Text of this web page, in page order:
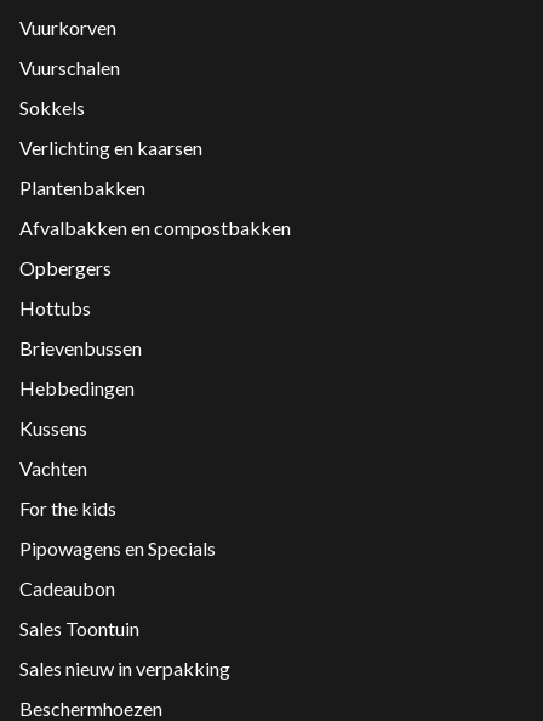
Vuurkorven
Vuurschalen
Sokkels
Verlichting en kaarsen
Plantenbakken
Afvalbakken en compostbakken
Opbergers
Hottubs
Brievenbussen
Hebbedingen
Kussens
Vachten
For the kids
Pipowagens en Specials
Cadeaubon
Sales Toontuin
Sales nieuw in verpakking
Beschermhoezen